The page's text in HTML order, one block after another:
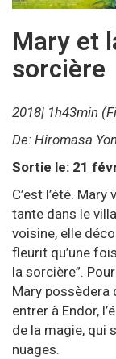
Mary et
sorcière
2018| 1h43min
De: Hiromasa
Sortie le: 21
C’est l’été.
tante dans le
voisine, elle
fleurit qu’une
la sorcière”.
Mary possèdera
entrer à Endor,
de la magie, qui
nuages.